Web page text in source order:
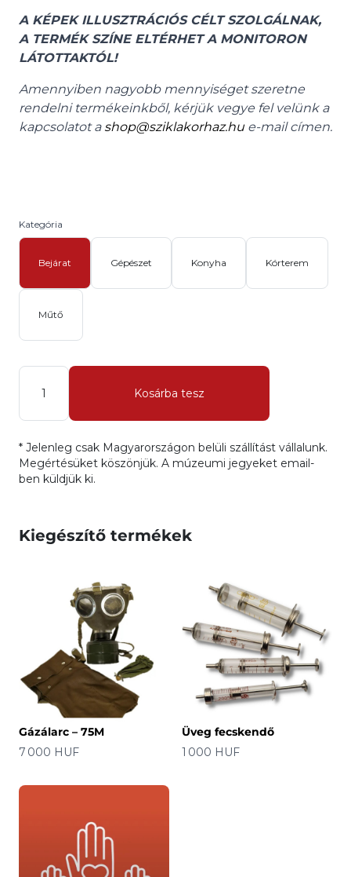
A KÉPEK ILLUSZTRÁCIÓS CÉLT SZOLGÁLNAK,
A TERMÉK SZÍNE ELTÉRHET A MONITORON
LÁTOTTAKTÓL!
Amennyiben nagyobb mennyiséget szeretne
rendelni termékeinkből, kérjük vegye fel velünk a
kapcsolatot a shop@sziklakorhaz.hu e-mail címen.
Kategória
Bejárat Gépészet Konyha Kórterem
Műtő
Mennyiség
Kosárba tesz
* Jelenleg csak Magyarországon belüli szállítást vállalunk.
Megértésüket köszönjük. A múzeumi jegyeket email-
ben küldjük ki.
Kiegészítő termékek
Gázálarc – 75M
Ár
7 000 HUF
Üveg fecskendő
Ár
1 000 HUF